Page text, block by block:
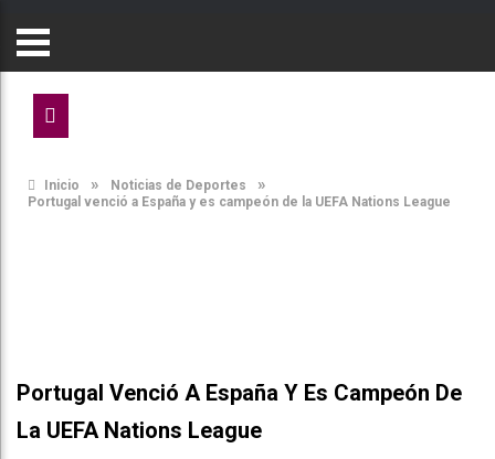
Inicio » Noticias de Deportes »
Portugal venció a España y es campeón de la UEFA Nations League
Portugal Venció A España Y Es Campeón De
La UEFA Nations League